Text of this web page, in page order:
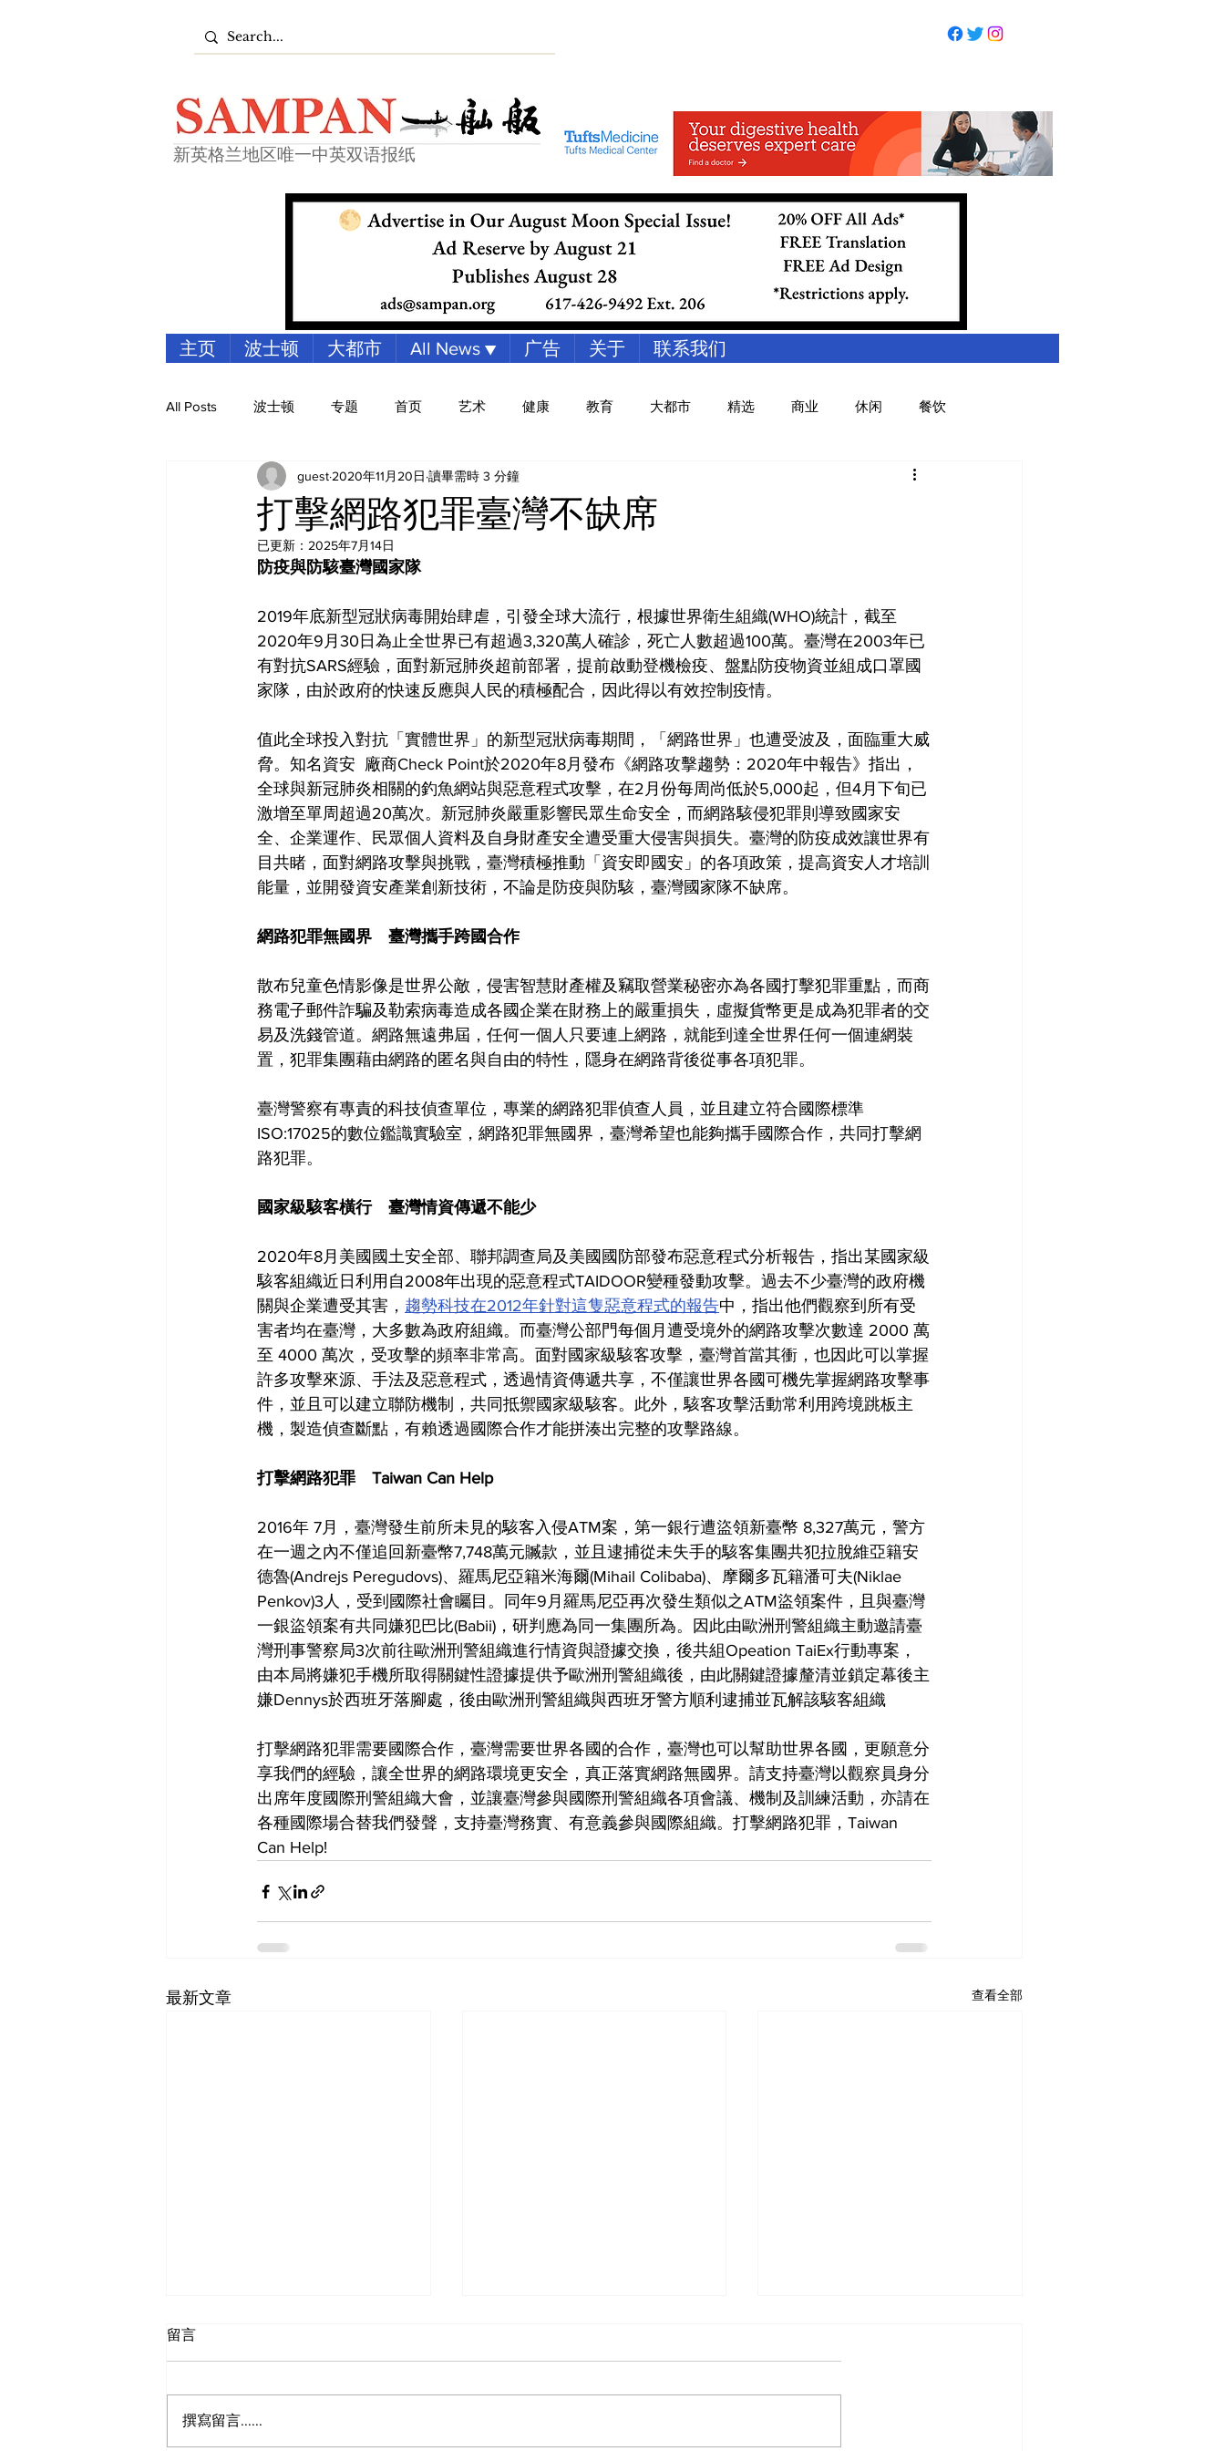
新英格兰地区唯一中英双语报纸
主页 波士顿 大都市 All News ▼ 广告 关于 联系我们
All Posts 波士顿 专题 首页 艺术 健康 教育 大都市 精选 商业 休闲 餐饮
打擊網路犯罪臺灣不缺席
guest 2020年11月20日 讀畢需時 3 分鐘
已更新： 2025年7月14日
防疫與防駭臺灣國家隊
2019年底新型冠狀病毒開始肆虐，引發全球大流行，根據世界衛生組織(WHO)統計，截至
2020年9月30日為止全世界已有超過3,320萬人確診，死亡人數超過100萬。臺灣在2003年已
有對抗SARS經驗，面對新冠肺炎超前部署，提前啟動登機檢疫、盤點防疫物資並組成口罩國
家隊，由於政府的快速反應與人民的積極配合，因此得以有效控制疫情。
值此全球投入對抗「實體世界」的新型冠狀病毒期間，「網路世界」也遭受波及，面臨重大威
脅。知名資安  廠商Check Point於2020年8月發布《網路攻擊趨勢：2020年中報告》指出，
全球與新冠肺炎相關的釣魚網站與惡意程式攻擊，在2月份每周尚低於5,000起，但4月下旬已
激增至單周超過20萬次。新冠肺炎嚴重影響民眾生命安全，而網路駭侵犯罪則導致國家安
全、企業運作、民眾個人資料及自身財產安全遭受重大侵害與損失。臺灣的防疫成效讓世界有
目共睹，面對網路攻擊與挑戰，臺灣積極推動「資安即國安」的各項政策，提高資安人才培訓
能量，並開發資安產業創新技術，不論是防疫與防駭，臺灣國家隊不缺席。
網路犯罪無國界　臺灣攜手跨國合作
散布兒童色情影像是世界公敵，侵害智慧財產權及竊取營業秘密亦為各國打擊犯罪重點，而商
務電子郵件詐騙及勒索病毒造成各國企業在財務上的嚴重損失，虛擬貨幣更是成為犯罪者的交
易及洗錢管道。網路無遠弗屆，任何一個人只要連上網路，就能到達全世界任何一個連網裝
置，犯罪集團藉由網路的匿名與自由的特性，隱身在網路背後從事各項犯罪。
臺灣警察有專責的科技偵查單位，專業的網路犯罪偵查人員，並且建立符合國際標準
ISO:17025的數位鑑識實驗室，網路犯罪無國界，臺灣希望也能夠攜手國際合作，共同打擊網
路犯罪。
國家級駭客橫行　臺灣情資傳遞不能少
2020年8月美國國土安全部、聯邦調查局及美國國防部發布惡意程式分析報告，指出某國家級
駭客組織近日利用自2008年出現的惡意程式TAIDOOR變種發動攻擊。過去不少臺灣的政府機
關與企業遭受其害， 趨勢科技在2012年針對這隻惡意程式的報告中，指出他們觀察到所有受
害者均在臺灣，大多數為政府組織。而臺灣公部門每個月遭受境外的網路攻擊次數達 2000 萬
至 4000 萬次，受攻擊的頻率非常高。面對國家級駭客攻擊，臺灣首當其衝，也因此可以掌握
許多攻擊來源、手法及惡意程式，透過情資傳遞共享，不僅讓世界各國可機先掌握網路攻擊事
件，並且可以建立聯防機制，共同抵禦國家級駭客。此外，駭客攻擊活動常利用跨境跳板主
機，製造偵查斷點，有賴透過國際合作才能拼湊出完整的攻擊路線。
打擊網路犯罪　Taiwan Can Help
2016年 7月，臺灣發生前所未見的駭客入侵ATM案，第一銀行遭盜領新臺幣 8,327萬元，警方
在一週之內不僅追回新臺幣7,748萬元贓款，並且逮捕從未失手的駭客集團共犯拉脫維亞籍安
德魯(Andrejs Peregudovs)、羅馬尼亞籍米海爾(Mihail Colibaba)、摩爾多瓦籍潘可夫(Niklae
Penkov)3人，受到國際社會矚目。同年9月羅馬尼亞再次發生類似之ATM盜領案件，且與臺灣
一銀盜領案有共同嫌犯巴比(Babii)，研判應為同一集團所為。因此由歐洲刑警組織主動邀請臺
灣刑事警察局3次前往歐洲刑警組織進行情資與證據交換，後共組Opeation TaiEx行動專案，
由本局將嫌犯手機所取得關鍵性證據提供予歐洲刑警組織後，由此關鍵證據釐清並鎖定幕後主
嫌Dennys於西班牙落腳處，後由歐洲刑警組織與西班牙警方順利逮捕並瓦解該駭客組織
打擊網路犯罪需要國際合作，臺灣需要世界各國的合作，臺灣也可以幫助世界各國，更願意分
享我們的經驗，讓全世界的網路環境更安全，真正落實網路無國界。請支持臺灣以觀察員身分
出席年度國際刑警組織大會，並讓臺灣參與國際刑警組織各項會議、機制及訓練活動，亦請在
各種國際場合替我們發聲，支持臺灣務實、有意義參與國際組織。打擊網路犯罪，Taiwan
Can Help!
最新文章 查看全部
留言
撰寫留言......